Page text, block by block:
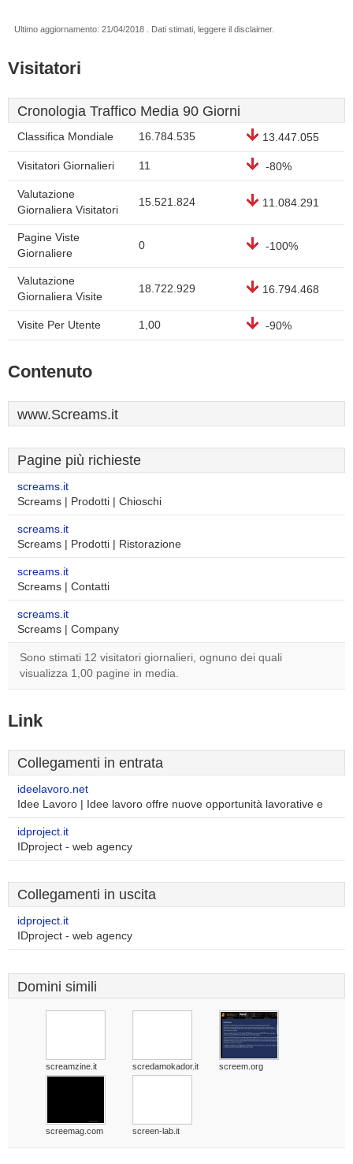
Ultimo aggiornamento: 21/04/2018 . Dati stimati, leggere il disclaimer.
Visitatori
Cronologia Traffico Media 90 Giorni
Classifica Mondiale 16.784.535 13.447.055
Visitatori Giornalieri 11 -80%
Valutazione
Giornaliera Visitatori
15.521.824 11.084.291
Pagine Viste
Giornaliere
0 -100%
Valutazione
Giornaliera Visite
18.722.929 16.794.468
Visite Per Utente 1,00 -90%
Contenuto
www.Screams.it
Pagine più richieste
screams.it
Screams | Prodotti | Chioschi
screams.it
Screams | Prodotti | Ristorazione
screams.it
Screams | Contatti
screams.it
Screams | Company
Sono stimati 12 visitatori giornalieri, ognuno dei quali
visualizza 1,00 pagine in media.
Link
Collegamenti in entrata
ideelavoro.net
Idee Lavoro | Idee lavoro offre nuove opportunità lavorative e
idproject.it
IDproject - web agency
Collegamenti in uscita
idproject.it
IDproject - web agency
Domini simili
screamzine.it scredamokador.it screem.org
screemag.com screen-lab.it